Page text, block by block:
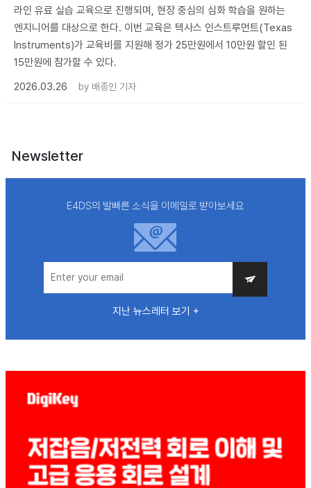
라인 유료 실습 교육으로 진행되며, 현장 중심의 심화 학습을 원하는
엔지니어를 대상으로 한다. 이번 교육은 텍사스 인스트루먼트(Texas
Instruments)가 교육비를 지원해 정가 25만원에서 10만원 할인 된
15만원에 참가할 수 있다.
2026.03.26
by 배종인 기자
Newsletter
E4DS의 발빠른 소식을 이메일로 받아보세요
지난 뉴스레터 보기 +